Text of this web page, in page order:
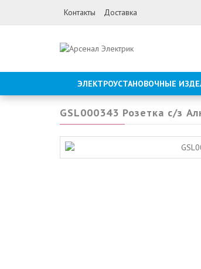
Контакты Доставка
ЭЛЕКТРОУСТАНОВОЧНЫЕ
GSL000343 Розетка с/з